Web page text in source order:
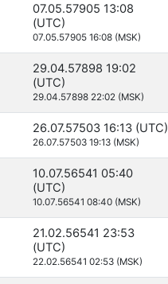
07.05.57905 13:08
(UTC)
07.05.57905 16:08 (MSK)
29.04.57898 19:02
(UTC)
29.04.57898 22:02 (MSK)
26.07.57503 16:13 (UTC)
26.07.57503 19:13 (MSK)
10.07.56541 05:40
(UTC)
10.07.56541 08:40 (MSK)
21.02.56541 23:53
(UTC)
22.02.56541 02:53 (MSK)